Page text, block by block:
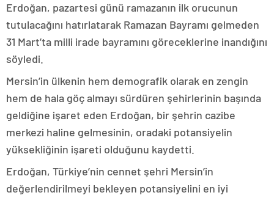
Erdoğan, pazartesi günü ramazanın ilk orucunun
tutulacağını hatırlatarak Ramazan Bayramı gelmeden
31 Mart’ta milli irade bayramını göreceklerine inandığını
söyledi.
Mersin’in ülkenin hem demografik olarak en zengin
hem de hala göç almayı sürdüren şehirlerinin başında
geldiğine işaret eden Erdoğan, bir şehrin cazibe
merkezi haline gelmesinin, oradaki potansiyelin
yüksekliğinin işareti olduğunu kaydetti.
Erdoğan, Türkiye’nin cennet şehri Mersin’in
değerlendirilmeyi bekleyen potansiyelini en iyi